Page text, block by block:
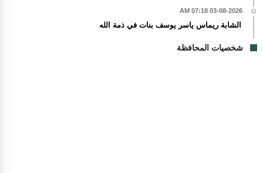
03-08-2026 07:18 AM
الشابة ريماس ياسر يوسف بنات في ذمة الله
شخصيات المحافظة